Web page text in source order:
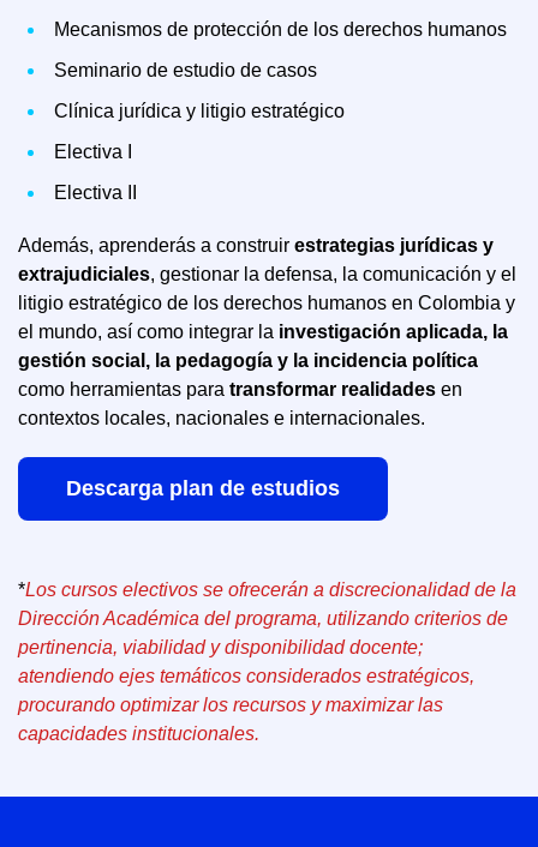
Mecanismos de protección de los derechos humanos
Seminario de estudio de casos
Clínica jurídica y litigio estratégico
Electiva I
Electiva II
Además, aprenderás a construir estrategias jurídicas y
extrajudiciales, gestionar la defensa, la comunicación y el
litigio estratégico de los derechos humanos en Colombia y
el mundo, así como integrar la investigación aplicada, la
gestión social, la pedagogía y la incidencia política
como herramientas para transformar realidades en
contextos locales, nacionales e internacionales.
Descarga plan de estudios
*Los cursos electivos se ofrecerán a discrecionalidad de la
Dirección Académica del programa, utilizando criterios de
pertinencia, viabilidad y disponibilidad docente;
atendiendo ejes temáticos considerados estratégicos,
procurando optimizar los recursos y maximizar las
capacidades institucionales.